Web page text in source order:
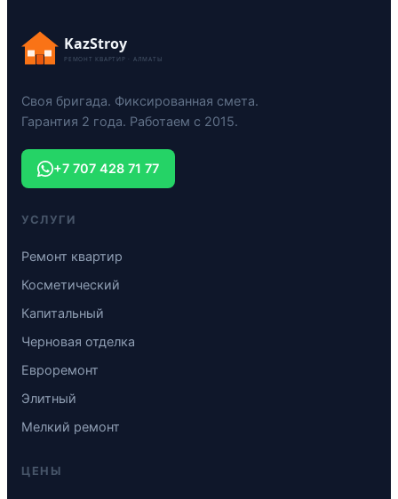
KazStroy
РЕМОНТ КВАРТИР · АЛМАТЫ
Своя бригада. Фиксированная смета.
Гарантия 2 года. Работаем с 2015.
+7 707 428 71 77
УСЛУГИ
Ремонт квартир
Косметический
Капитальный
Черновая отделка
Евроремонт
Элитный
Мелкий ремонт
ЦЕНЫ